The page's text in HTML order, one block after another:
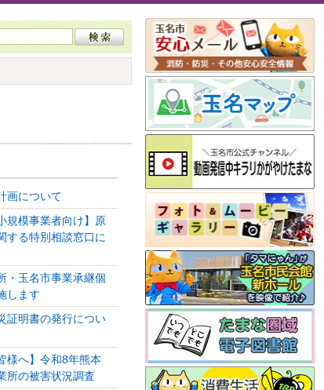
画について
規模事業者向け】原
する特別相談窓口に
・玉名市事業承継個
します
明書の発行につい
様へ】令和8年熊本
所の被害状況調査